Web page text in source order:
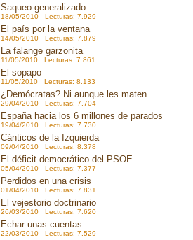
Saqueo generalizado
18/05/2010 Lecturas: 7.929
El país por la ventana
14/05/2010 Lecturas: 7.879
La falange garzonita
11/05/2010 Lecturas: 7.861
El sopapo
11/05/2010 Lecturas: 8.133
¿Demócratas? Ni aunque les maten
29/04/2010 Lecturas: 7.704
España hacia los 6 millones de parados
19/04/2010 Lecturas: 7.730
Cánticos de la Izquierda
09/04/2010 Lecturas: 8.378
El déficit democrático del PSOE
05/04/2010 Lecturas: 7.377
Perdidos en una crisis
01/04/2010 Lecturas: 7.831
El vejestorio doctrinario
26/03/2010 Lecturas: 7.620
Echar unas cuentas
22/03/2010 Lecturas: 7.529